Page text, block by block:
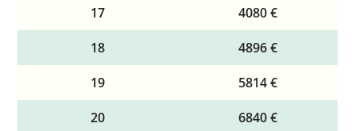
17
4080 €
18
4896 €
19
5814 €
20
6840 €